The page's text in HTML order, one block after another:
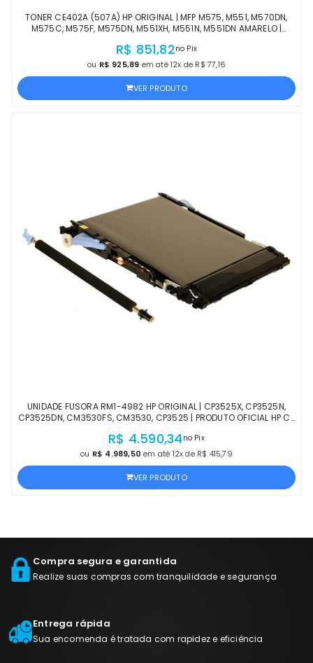
TONER CE402A (507A) HP ORIGINAL | MFP M575, M551, M570DN,
M575C, M575F, M575DN, M551XH, M551N, M551DN AMARELO |
R$ 851,82no Pix
ou R$ 925,89 em até 12x de R$ 77,16
VER PRODUTO
UNIDADE FUSORA RM1-4982 HP ORIGINAL | CP3525X, CP3525N,
CP3525DN, CM3530FS, CM3530, CP3525 | PRODUTO OFICIAL HP C/
R$ 4.590,34 no Pix
ou R$ 4.989,50 em até 12x de R$ 415,79
VER PRODUTO
Compra segura e garantida
Realize suas compras com tranquilidade e segurança
Entrega rápida
Sua encomenda é tratada com rapidez e eficiência